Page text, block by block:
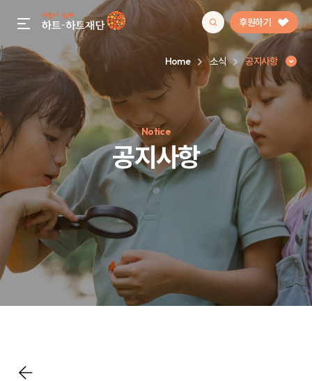
gnb menu open 후원하기
인기 키워드
#정기후원#하트플레이스#캠페인#팬덤후원
Home 소식 공지사항
Notice
공지사항